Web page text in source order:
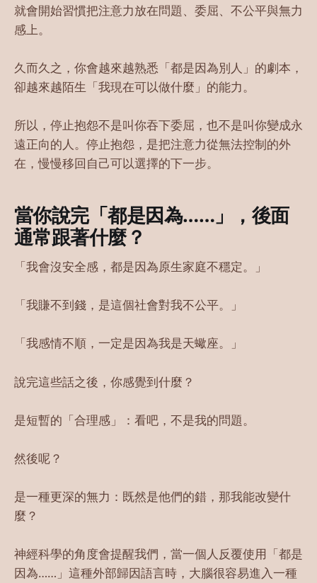
就會開始習慣把注意力放在問題、委屈、不公平與無力
感上。
久而久之，你會越來越熟悉「都是因為別人」的劇本，
卻越來越陌生「我現在可以做什麼」的能力。
所以，停止抱怨不是叫你吞下委屈，也不是叫你變成永
遠正向的人。停止抱怨，是把注意力從無法控制的外
在，慢慢移回自己可以選擇的下一步。
當你說完「都是因為……」，後面
通常跟著什麼？
「我會沒安全感，都是因為原生家庭不穩定。」
「我賺不到錢，是這個社會對我不公平。」
「我感情不順，一定是因為我是天蠍座。」
說完這些話之後，你感覺到什麼？
是短暫的「合理感」：看吧，不是我的問題。
然後呢？
是一種更深的無力：既然是他們的錯，那我能改變什
麼？
神經科學的角度會提醒我們，當一個人反覆使用「都是
因為……」這種外部歸因語言時，大腦很容易進入一種